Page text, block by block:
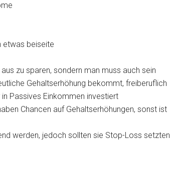
etwas beiseite
zu sparen, sondern man muss auch sein
Gehaltserhöhung bekommt, freiberuflich
Passives Einkommen investiert
Chancen auf Gehaltserhöhungen, sonst ist
werden, jedoch sollten sie Stop-Loss setzten